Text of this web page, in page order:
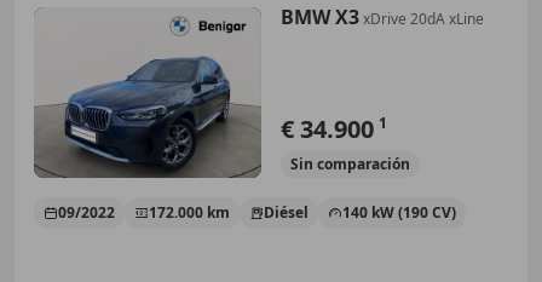
BMW X3xDrive 20dA xLine
€ 34.900 1
Sin comparación
09/2022 172.000 km Diésel 140 kW (190 CV)